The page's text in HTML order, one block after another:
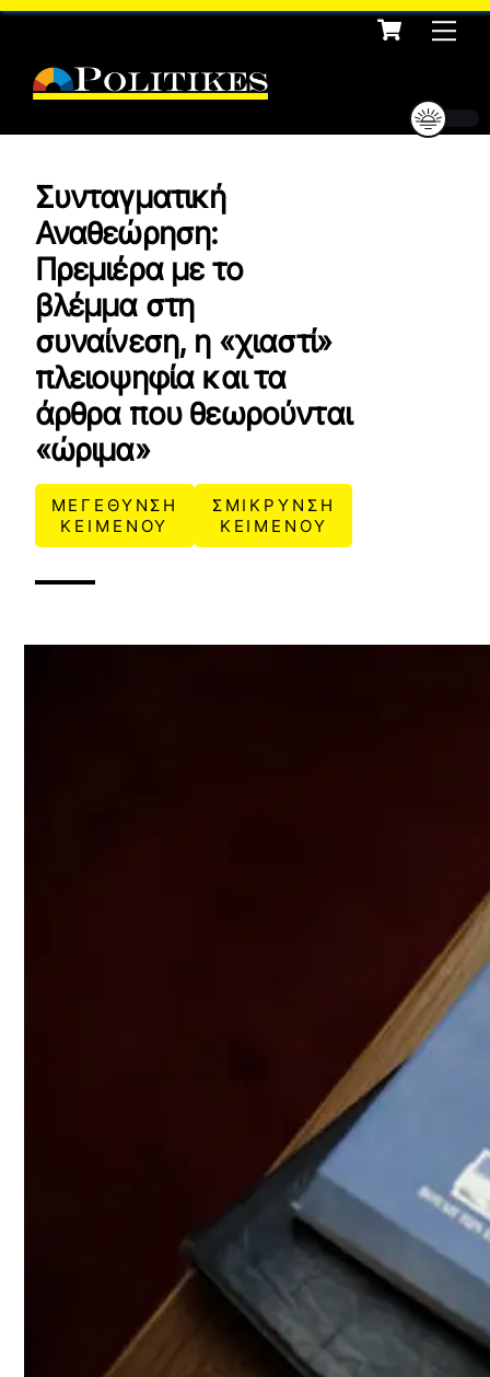
Skip
content
Cart
Συνταγματική
Αναθεώρηση:
Πρεμιέρα με το
βλέμμα στη
συναίνεση, η «χιαστί»
πλειοψηφία και τα
άρθρα που θεωρούνται
«ώριμα»
ΜΕΓΕΘΥΝΣΗ
ΚΕΙΜΕΝΟΥ
ΣΜΙΚΡΥΝΣΗ
ΚΕΙΜΕΝΟΥ